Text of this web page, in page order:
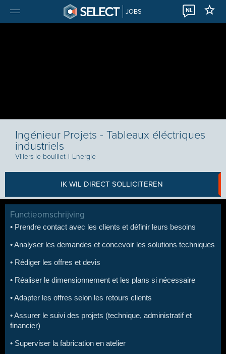
JOBS NL
Ingénieur Projets - Tableaux éléctriques
industriels
Villers le bouillet I Energie
IK WIL DIRECT SOLLICITEREN
Functieomschrijving
• Prendre contact avec les clients et définir leurs besoins
• Analyser les demandes et concevoir les solutions techniques
• Rédiger les offres et devis
• Réaliser le dimensionnement et les plans si nécessaire
• Adapter les offres selon les retours clients
• Assurer le suivi des projets (technique, administratif et
financier)
• Superviser la fabrication en atelier